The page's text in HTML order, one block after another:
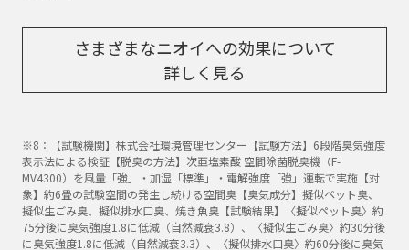
さまざまなニオイへの効果について
詳しく見る
※8：【試験機関】株式会社環境管理センター【試験方法】6段階臭気強度
表示法による検証【脱臭の方法】次亜塩素酸 空間除菌脱臭機（F-
MV4300）を風量「強」・加湿「標準」・電解強度「強」運転で実施【対
象】約6畳の試験空間の発生し続ける空間臭【臭気成分】擬似ペット臭、
擬似生ごみ臭、擬似排水口臭、焼き魚臭【試験結果】〈擬似ペット臭〉約
75分後に臭気強度1.8に低減（自然減衰3.8）、〈擬似生ごみ臭〉約30分後
に臭気強度1.8に低減（自然減衰3.3）、〈擬似排水口臭〉約60分後に臭気